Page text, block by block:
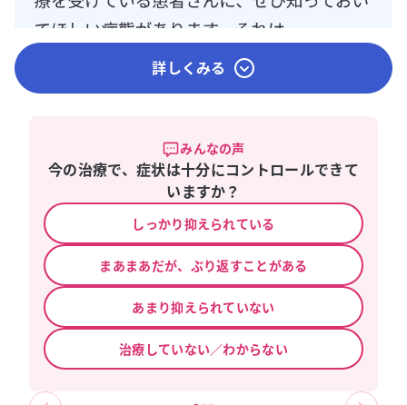
詳しくみる
みんなの声
今の治療で、症状は十分にコントロールできて
いますか？
しっかり抑えられている
まあまあだが、ぶり返すことがある
あまり抑えられていない
治療していない／わからない